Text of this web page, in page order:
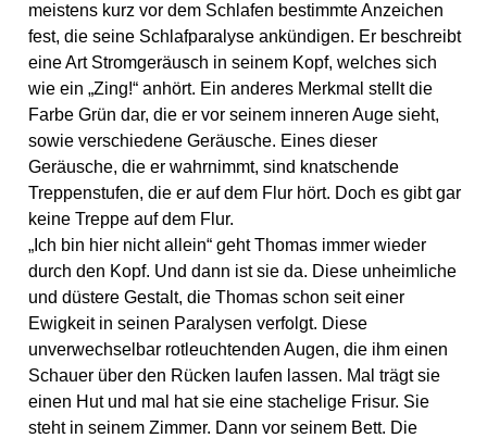
meistens kurz vor dem Schlafen bestimmte Anzeichen
fest, die seine Schlafparalyse ankündigen. Er beschreibt
eine Art Stromgeräusch in seinem Kopf, welches sich
wie ein „Zing!“ anhört. Ein anderes Merkmal stellt die
Farbe Grün dar, die er vor seinem inneren Auge sieht,
sowie verschiedene Geräusche. Eines dieser
Geräusche, die er wahrnimmt, sind knatschende
Treppenstufen, die er auf dem Flur hört. Doch es gibt gar
keine Treppe auf dem Flur.
„Ich bin hier nicht allein“ geht Thomas immer wieder
durch den Kopf. Und dann ist sie da. Diese unheimliche
und düstere Gestalt, die Thomas schon seit einer
Ewigkeit in seinen Paralysen verfolgt. Diese
unverwechselbar rotleuchtenden Augen, die ihm einen
Schauer über den Rücken laufen lassen. Mal trägt sie
einen Hut und mal hat sie eine stachelige Frisur. Sie
steht in seinem Zimmer. Dann vor seinem Bett. Die